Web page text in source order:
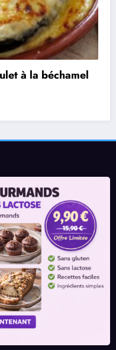
Rouleaux